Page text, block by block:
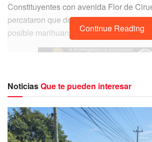
Constituyentes con avenida Flor de
percataron que dos sujetos
posible marihuana.
Continue Reading
NoticiasQue te pueden interesar